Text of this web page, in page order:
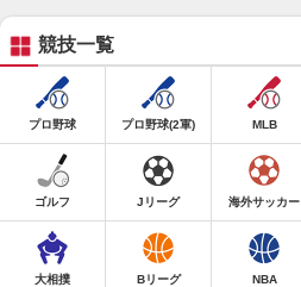
競技一覧
プロ野球 プロ野球(2軍) MLB
ゴルフ Jリーグ 海外サッカー
大相撲 Bリーグ NBA